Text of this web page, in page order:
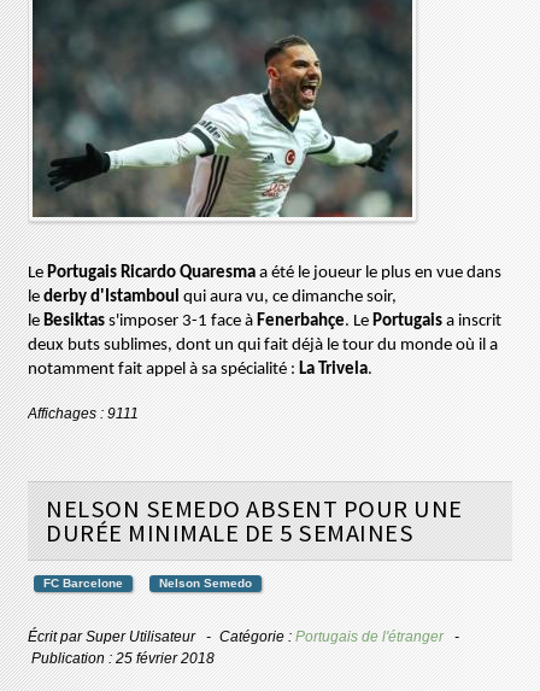
LePortugais RicardoQuaresma a été le joueur le plus en vue dans
lederby d'Istamboul qui aura vu, ce dimanche soir,
leBesiktas s'imposer3-1 face à Fenerbahçe. Le Portugais a inscrit
deux buts sublimes, dont un qui fait déjà le tour du monde où il a
notamment fait appel à sa spécialité : La Trivela.
Affichages : 9111
NELSON SEMEDO ABSENT POUR UNE
DURÉE MINIMALE DE 5 SEMAINES
FC Barcelone Nelson Semedo
Écrit parSuper Utilisateur Catégorie :Portugais de l'étranger
Publication : 25 février 2018